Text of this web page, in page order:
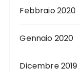
Febbraio 2020
Gennaio 2020
Dicembre 2019